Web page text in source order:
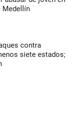
Medellín
contra
siete estados;